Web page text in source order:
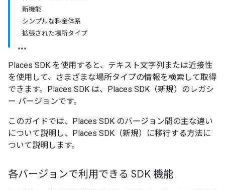
新機能
シンプルな料金体系
拡張された場所タイプ
Places SDK を使用すると、テキスト文字列または近接性
を使用して、さまざまな場所タイプの情報を検索して取得
できます。Places SDK は、Places SDK（新規）のレガシ
ー バージョンです。
このガイドでは、Places SDK のバージョン間の主な違い
について説明し、Places SDK（新規）に移行する方法に
ついて説明します。
各バージョンで利用できる SDK 機能